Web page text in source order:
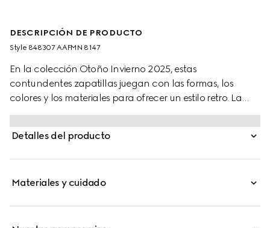
DESCRIPCIÓN DE PRODUCTO
Style ‎848307 AAFMN 8147
En la colección Otoño Invierno 2025, estas
contundentes zapatillas juegan con las formas, los
colores y los materiales para ofrecer un estilo retro. La
confección en piel metalizada cuenta con una suela de
goma definida, un ribete de piel y un detalle de tribanda
Web que completa el diseño.
Detalles del producto
Materiales y cuidado